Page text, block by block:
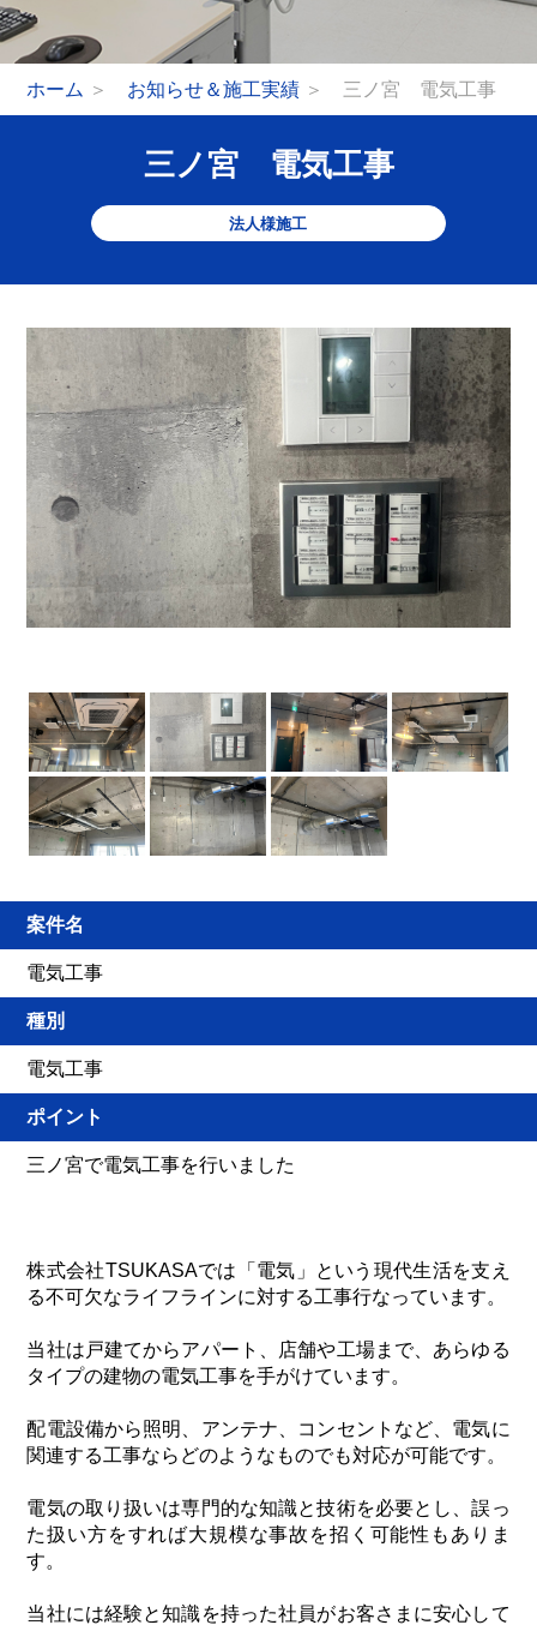
ホーム ＞ お知らせ＆施工実績 ＞ 三ノ宮 電気工事
三ノ宮 電気工事
法人様施工
案件名
電気工事
種別
電気工事
ポイント
三ノ宮で電気工事を行いました
株式会社TSUKASAでは「電気」という現代生活を支え
る不可欠なライフラインに対する工事行なっています。
当社は戸建てからアパート、店舗や工場まで、あらゆる
タイプの建物の電気工事を手がけています。
配電設備から照明、アンテナ、コンセントなど、電気に
関連する工事ならどのようなものでも対応が可能です。
電気の取り扱いは専門的な知識と技術を必要とし、誤っ
た扱い方をすれば大規模な事故を招く可能性もありま
す。
当社には経験と知識を持った社員がお客さまに安心して